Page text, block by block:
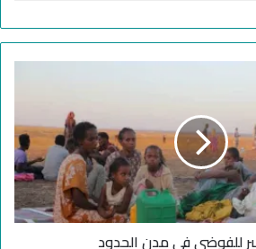
للفوضى في مدن الحدود